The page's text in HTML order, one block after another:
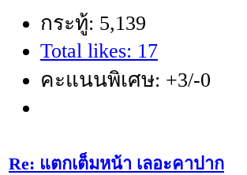
กระทู้: 5,139
Total likes: 17
คะแนนพิเศษ: +3/-0
Re: แตกเต็มหน้า เลอะคาปาก